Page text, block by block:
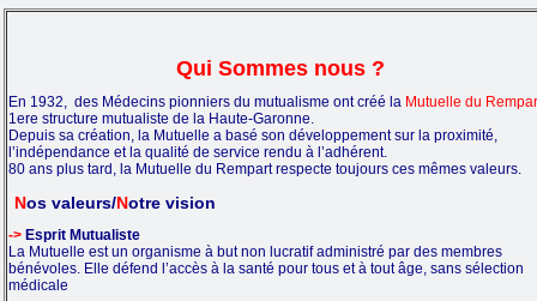
Qui Sommes nous ?
En 1932, des Médecins pionniers du mutualisme ont créé la Mutuelle du
1ere structure mutualiste de la Haute-Garonne.
Depuis sa création, la Mutuelle a basé son développement sur la proximité,
l’indépendance et la qualité de service rendu à l’adhérent.
80 ans plus tard, la Mutuelle du Rempart respecte toujours ces mêmes valeurs.
Nos valeurs/Notre vision
-> Esprit Mutualiste
La Mutuelle est un organisme à but non lucratif administré par des membres
bénévoles. Elle défend l’accès à la santé pour tous et à tout âge, sans sélection
médicale